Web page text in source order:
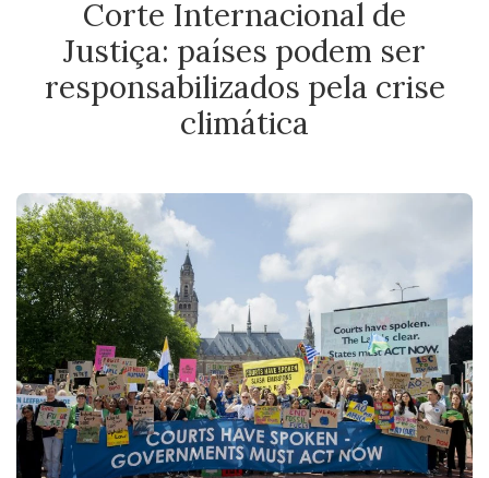
Corte Internacional de
Justiça: países podem ser
responsabilizados pela crise
climática